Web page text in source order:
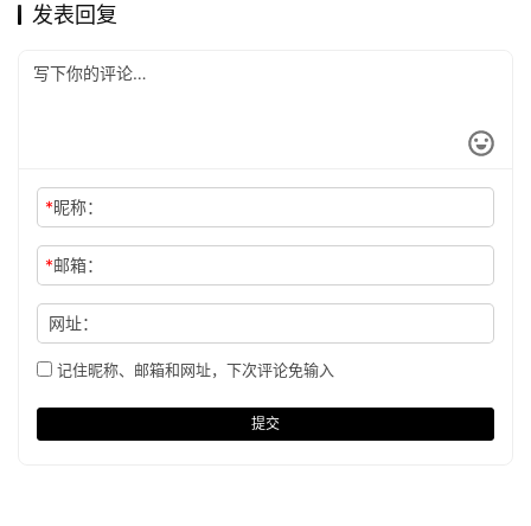
发表回复
*昵称：
*邮箱：
网址：
记住昵称、邮箱和网址，下次评论免输入
提交